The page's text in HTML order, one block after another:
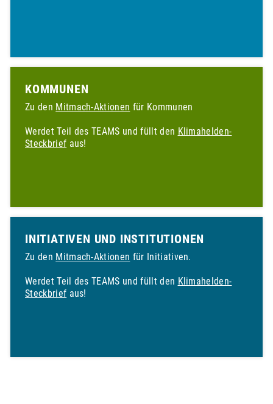
KOMMUNEN
Zu den Mitmach-Aktionen für Kommunen
Werdet Teil des TEAMS und füllt den Klimahelden-
Steckbrief aus!
INITIATIVEN UND INSTITUTIONEN
Zu den Mitmach-Aktionen für Initiativen.
Werdet Teil des TEAMS und füllt den Klimahelden-
Steckbrief aus!